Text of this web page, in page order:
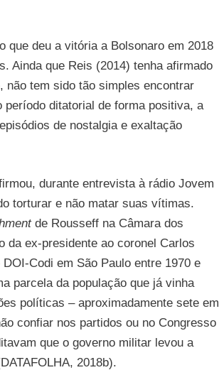
que deu a vitória a Bolsonaro em 2018
Ainda que Reis (2014) tenha afirmado
não tem sido tão simples encontrar
ditatorial de forma positiva, a
de nostalgia e exaltação
durante entrevista à rádio Jovem
torturar e não matar suas vítimas.
de Rousseff na Câmara dos
da ex-presidente ao coronel Carlos
Codi em São Paulo entre 1970 e
parcela da população que já vinha
políticas – aproximadamente sete em
confiar nos partidos ou no Congresso
que o governo militar levou a
2018b).